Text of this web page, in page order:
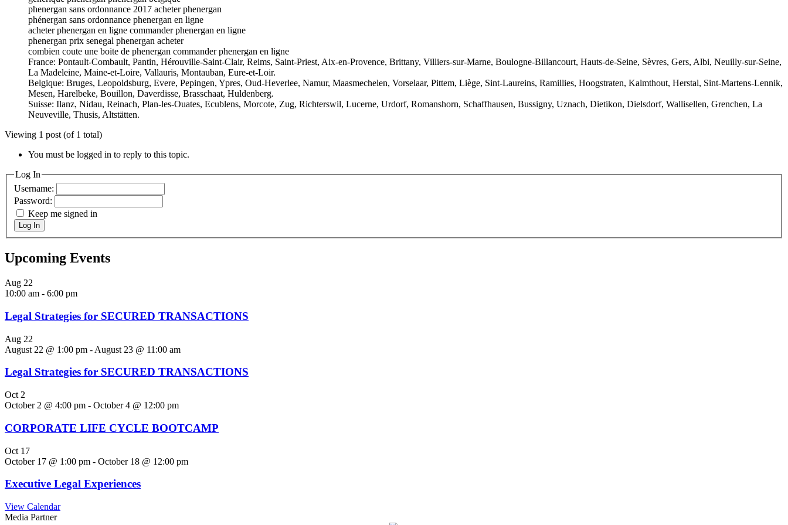
phenergan sans ordonnance 2017 acheter phenergan
phénergan sans ordonnance phenergan en ligne
acheter phenergan en ligne commander phenergan en ligne
phenergan prix senegal phenergan acheter
combien coute une boite de phenergan commander phenergan en ligne
France: Pontault-Combault, Pantin, Hérouville-Saint-Clair, Reims, Saint-Priest, Aix-en-Provence, Brittany, Villiers-sur-Marne, Boulogne-Billancourt, Hauts-de-Seine, Sèvres, Gers, Albi, Neuilly-sur-Seine,
La Madeleine, Maine-et-Loire, Vallauris, Montauban, Eure-et-Loir.
Belgique: Bruges, Leopoldsburg, Evere, Pepingen, Ypres, Oud-Heverlee, Namur, Maasmechelen, Vorselaar, Pittem, Liège, Sint-Laureins, Ramillies, Hoogstraten, Kalmthout, Herstal, Sint-Martens-Lennik,
Mesen, Harelbeke, Bouillon, Daverdisse, Brasschaat, Huldenberg.
Suisse: Ilanz, Nidau, Reinach, Plan-les-Ouates, Ecublens, Morcote, Zug, Richterswil, Lucerne, Urdorf, Romanshorn, Schaffhausen, Bussigny, Uznach, Dietikon, Dielsdorf, Wallisellen, Grenchen, La
Neuveville, Thusis, Altstätten.
Viewing 1 post (of 1 total)
You must be logged in to reply to this topic.
Log In
Username:
Password:
Keep me signed in
Log In
Upcoming Events
Aug 22
10:00 am - 6:00 pm
Legal Strategies for SECURED TRANSACTIONS
Aug 22
August 22 @ 1:00 pm - August 23 @ 11:00 am
Legal Strategies for SECURED TRANSACTIONS
Oct 2
October 2 @ 4:00 pm - October 4 @ 12:00 pm
CORPORATE LIFE CYCLE BOOTCAMP
Oct 17
October 17 @ 1:00 pm - October 18 @ 12:00 pm
Executive Legal Experiences
View Calendar
Media Partner